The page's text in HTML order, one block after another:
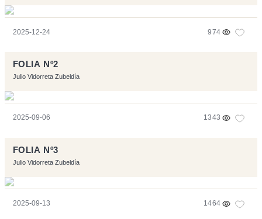
2025-12-24 974
FOLIA Nº2
Julio Vidorreta Zubeldía
2025-09-06 1343
FOLIA Nº3
Julio Vidorreta Zubeldía
2025-09-13 1464